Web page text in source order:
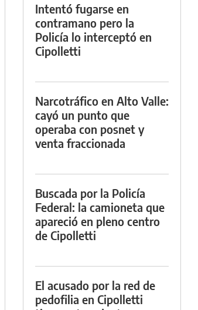
Intentó fugarse en
contramano pero la
Policía lo interceptó en
Cipolletti
Narcotráfico en Alto Valle:
cayó un punto que
operaba con posnet y
venta fraccionada
Buscada por la Policía
Federal: la camioneta que
apareció en pleno centro
de Cipolletti
El acusado por la red de
pedofilia en Cipolletti